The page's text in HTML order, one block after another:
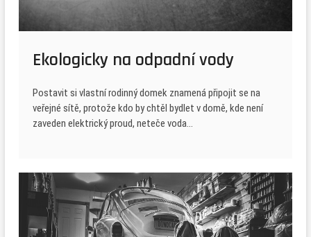
Ekologicky na odpadní vody
Postavit si vlastní rodinný domek znamená připojit se na
veřejné sítě, protože kdo by chtěl bydlet v domě, kde není
zaveden elektrický proud, neteče voda…